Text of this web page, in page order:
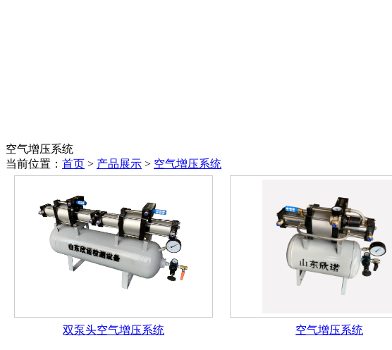
空气增压系统
当前位置： 首页 > 产品展示 > 空气增压系统
双泵头空气增压系统 空气增压系统